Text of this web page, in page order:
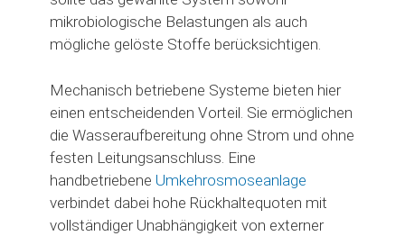
mikrobiologische Belastungen als auch
mögliche gelöste Stoffe berücksichtigen.
Mechanisch betriebene Systeme bieten hier
einen entscheidenden Vorteil. Sie ermöglichen
die Wasseraufbereitung ohne Strom und ohne
festen Leitungsanschluss. Eine
handbetriebene Umkehrosmoseanlage
verbindet dabei hohe Rückhaltequoten mit
vollständiger Unabhängigkeit von externer